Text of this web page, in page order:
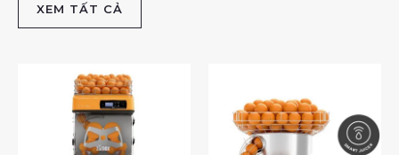
XEM TẤT CẢ